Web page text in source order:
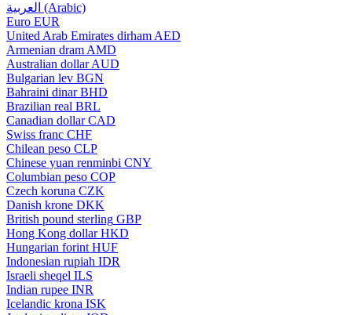
العربية (Arabic)
Euro EUR
United Arab Emirates dirham AED
Armenian dram AMD
Australian dollar AUD
Bulgarian lev BGN
Bahraini dinar BHD
Brazilian real BRL
Canadian dollar CAD
Swiss franc CHF
Chilean peso CLP
Chinese yuan renminbi CNY
Columbian peso COP
Czech koruna CZK
Danish krone DKK
British pound sterling GBP
Hong Kong dollar HKD
Hungarian forint HUF
Indonesian rupiah IDR
Israeli sheqel ILS
Indian rupee INR
Icelandic krona ISK